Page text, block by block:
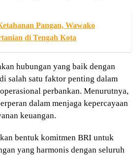
Pangan, Wawako
di Tengah Kota
hubungan yang baik dengan
salah satu faktor penting dalam
perbankan. Menurutnya,
dalam menjaga kepercayaan
keuangan.
bentuk komitmen BRI untuk
yang harmonis dengan seluruh